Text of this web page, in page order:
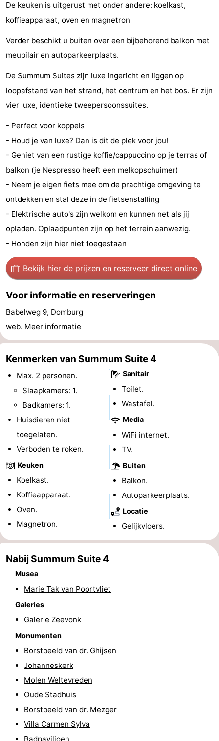
Buitenhof
-
Domburg
Westhove
Last
minutes
Strand
Zien
doen
-
Musea
Monumenten
-
Molens
-
Vuurtorens
-
Uitkijkpunten
Attracties
-
Speeltuinen
-
Binnenspeeltuinen
-
Bowlen
-
Minigolfbanen
Wellness
centra
Dorpen
Steden
Natuur
Rondleidingen
Sporten
-
Zwembaden
-
Fietsen
Wandelen
-
Paardrijden
-
Golfbanen
Eten
drinken
Ringrijden
Mondriaan
Toorop
Evenementen
Praktisch
Forum
De keuken is uitgerust met onder andere: koelkast,
koffieapparaat, oven en magnetron.
Verder beschikt u buiten over een bijbehorend balkon met
meubilair en autoparkeerplaats.
De Summum Suites zijn luxe ingericht en liggen op
loopafstand van het strand, het centrum en het bos. Er zijn
vier luxe, identieke tweepersoonssuites.
- Perfect voor koppels
- Houd je van luxe? Dan is dit de plek voor jou!
- Geniet van een rustige koffie/cappuccino op je terras of
balkon (je Nespresso heeft een melkopschuimer)
- Neem je eigen fiets mee om de prachtige omgeving te
ontdekken en stal deze in de fietsenstalling
- Elektrische auto's zijn welkom en kunnen net als jij
opladen. Oplaadpunten zijn op het terrein aanwezig.
- Honden zijn hier niet toegestaan
Bekijk hier de prijzen en reserveer direct online
Voor informatie en reserveringen
Babelweg 9, Domburg
web. Meer informatie
Kenmerken van Summum Suite 4
Max. 2 personen.
Slaapkamers: 1.
Badkamers: 1.
Huisdieren niet
toegelaten.
Verboden te roken.
Keuken
Koelkast.
Koffieapparaat.
Oven.
Magnetron.
Sanitair
Toilet.
Wastafel.
Media
WiFi internet.
TV.
Buiten
Balkon.
Autoparkeerplaats.
Locatie
Gelijkvloers.
Nabij Summum Suite 4
Musea
Marie Tak van Poortvliet
Galeries
Galerie Zeevonk
Monumenten
Borstbeeld van dr. Ghijsen
Johanneskerk
Molen Weltevreden
Oude Stadhuis
Borstbeeld van dr. Mezger
Villa Carmen Sylva
Badpaviljoen